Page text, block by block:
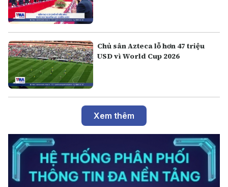
Chủ sân Azteca lỗ hơn 47 triệu
USD vì World Cup 2026
Xem thêm